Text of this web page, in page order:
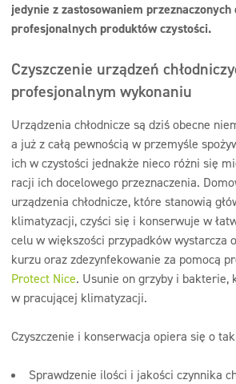
jedynie z zastosowaniem przeznaczonych
profesjonalnych produktów czystości.
Czyszczenie urządzeń
profesjonalnym wykonaniu
Urządzenia chłodnicze są dziś obecne
a już z całą pewnością w przemyśle
ich w czystości jednakże nieco różni się
racji ich docelowego przeznaczenia.
urządzenia chłodnicze, które stanowią
klimatyzacji, czyści się i konserwuje w
celu w większości przypadków wystarcza
kurzu oraz zdezynfekowanie za pomocą
Protect Nice. Usunie on grzyby i bakterie,
w pracującej klimatyzacji.
Czyszczenie i konserwacja opiera się o
Sprawdzenie ilości i jakości czynnika